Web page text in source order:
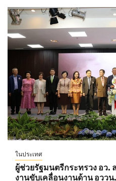
ในประเทศ
ผู้ช่วยรัฐมนตรีกระทรวง อว.
งานขับเคลื่อนงานด้าน อวว